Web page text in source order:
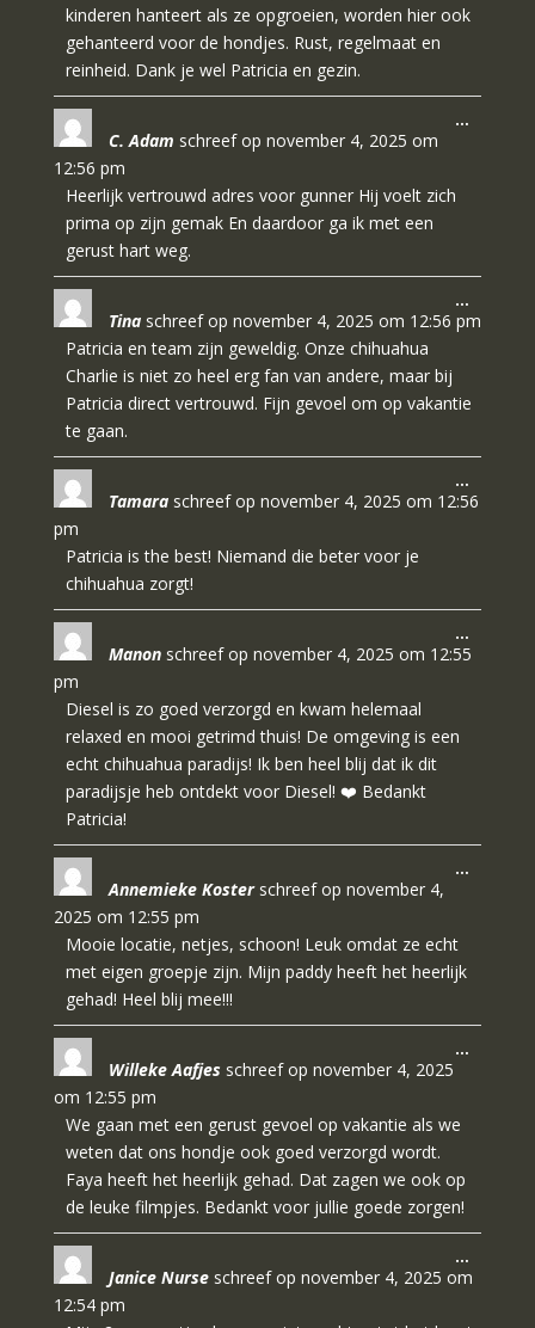
kinderen hanteert als ze opgroeien, worden hier ook
gehanteerd voor de hondjes. Rust, regelmaat en
reinheid. Dank je wel Patricia en gezin.
C. Adam schreef op november 4, 2025 om
12:56 pm
Heerlijk vertrouwd adres voor gunner Hij voelt zich
prima op zijn gemak En daardoor ga ik met een
gerust hart weg.
…
Tina schreef op november 4, 2025 om 12:56 pm
Patricia en team zijn geweldig. Onze chihuahua
Charlie is niet zo heel erg fan van andere, maar bij
Patricia direct vertrouwd. Fijn gevoel om op vakantie
te gaan.
…
deze
Tamara schreef op november 4, 2025 om 12:56
pm
Patricia is the best! Niemand die beter voor je
chihuahua zorgt!
…
deze
Manon schreef op november 4, 2025 om 12:55
pm
Diesel is zo goed verzorgd en kwam helemaal
relaxed en mooi getrimd thuis! De omgeving is een
echt chihuahua paradijs! Ik ben heel blij dat ik dit
paradijsje heb ontdekt voor Diesel! ❤️ Bedankt
Patricia!
…
deze
Annemieke Koster schreef op november 4,
2025 om 12:55 pm
Mooie locatie, netjes, schoon! Leuk omdat ze echt
met eigen groepje zijn. Mijn paddy heeft het heerlijk
gehad! Heel blij mee!!!
…
Willeke Aafjes schreef op november 4, 2025
om 12:55 pm
We gaan met een gerust gevoel op vakantie als we
weten dat ons hondje ook goed verzorgd wordt.
Faya heeft het heerlijk gehad. Dat zagen we ook op
de leuke filmpjes. Bedankt voor jullie goede zorgen!
…
Janice Nurse schreef op november 4, 2025 om
12:54 pm
…
deze